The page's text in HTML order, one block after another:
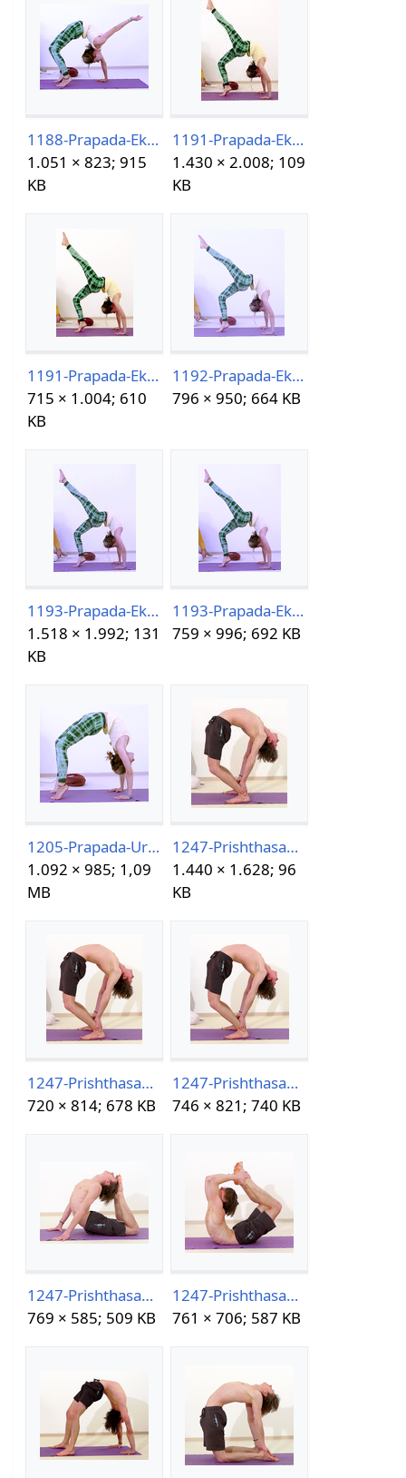
1188-Prapada-Eka-Hasta-Chakrasana.png
1.051 × 823; 915
KB
1191-Prapada-Eka-Pada-Chakrasana.jpg
1.430 × 2.008; 109
KB
1191-Prapada-Eka-Pada-Chakrasana.png
715 × 1.004; 610
KB
1192-Prapada-Eka-Pada-Urdhva-Dhanurasana.png
796 × 950; 664 KB
1193-Prapada-Eka-Pada-Viparita-Dandasana.jpg
1.518 × 1.992; 131
KB
1193-Prapada-Eka-Pada-Viparita-Dandasana.png
759 × 996; 692 KB
1205-Prapada-Urdhva-Dhanurasana.png
1.092 × 985; 1,09
MB
1247-PrishthasanaVariante-1.jpg
1.440 × 1.628; 96
KB
1247-PrishthasanaVariante-1.png
720 × 814; 678 KB
1247-PrishthasanaVariante-2.png
746 × 821; 740 KB
1247-PrishthasanaVariante-3.png
769 × 585; 509 KB
1247-PrishthasanaVariante-42021.png
761 × 706; 587 KB